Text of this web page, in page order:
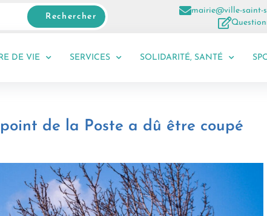
Rechercher
mairie@ville-saint-
DE VIE SERVICES SOLIDARITÉ, SANTÉ
de la Poste a dû être coupé